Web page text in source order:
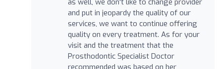
and put in jeopardy the quality of our
services, we want to continue offering
quality on every treatment. As for your
visit and the treatment that the
Prosthodontic Specialist Doctor
recommended was based on her